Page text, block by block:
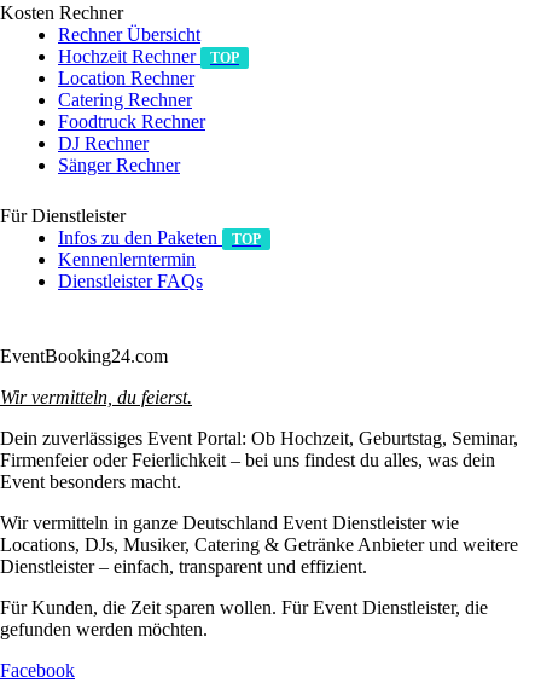
Kosten Rechner
Rechner Übersicht
Hochzeit Rechner
TOP
Location Rechner
Catering Rechner
Foodtruck Rechner
DJ Rechner
Sänger Rechner
Für Dienstleister
Infos zu den Paketen
TOP
Kennenlerntermin
Dienstleister FAQs
EventBooking24.com
Wir vermitteln, du feierst.
Dein zuverlässiges Event Portal: Ob Hochzeit, Geburtstag, Seminar,
Firmenfeier oder Feierlichkeit – bei uns findest du alles, was dein
Event besonders macht.
Wir vermitteln in ganze Deutschland Event Dienstleister wie
Locations, DJs, Musiker, Catering & Getränke Anbieter und weitere
Dienstleister – einfach, transparent und effizient.
Für Kunden, die Zeit sparen wollen. Für Event Dienstleister, die
gefunden werden möchten.
Facebook